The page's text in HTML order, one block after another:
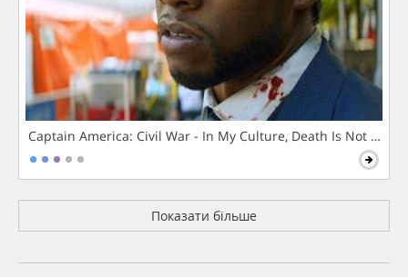
Captain America: Civil War - In My Culture, Death Is Not The
Показати більше